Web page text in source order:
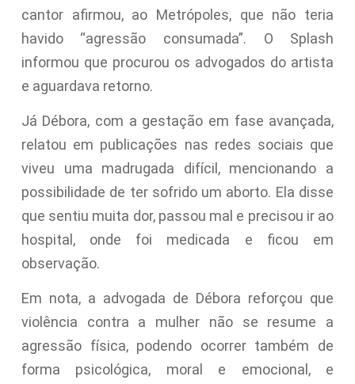
cantor afirmou, ao Metrópoles, que não teria
havido “agressão consumada”. O Splash
informou que procurou os advogados do artista
e aguardava retorno.
Já Débora, com a gestação em fase avançada,
relatou em publicações nas redes sociais que
viveu uma madrugada difícil, mencionando a
possibilidade de ter sofrido um aborto. Ela disse
que sentiu muita dor, passou mal e precisou ir ao
hospital, onde foi medicada e ficou em
observação.
Em nota, a advogada de Débora reforçou que
violência contra a mulher não se resume a
agressão física, podendo ocorrer também de
forma psicológica, moral e emocional, e